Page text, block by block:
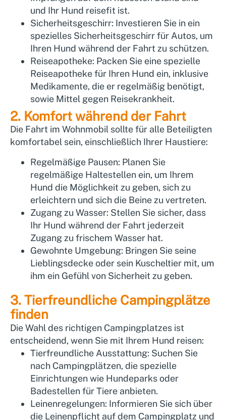
und Ihr Hund reisefit ist.
Sicherheitsgeschirr: Investieren Sie in ein
spezielles Sicherheitsgeschirr für Autos, um
Ihren Hund während der Fahrt zu schützen.
Reiseapotheke: Packen Sie eine spezielle
Reiseapotheke für Ihren Hund ein, inklusive
Medikamente, die er regelmäßig benötigt,
sowie Mittel gegen Reisekrankheit.
2. Komfort während der Fahrt
Die Fahrt im Wohnmobil sollte für alle Beteiligten
komfortabel sein, einschließlich Ihrer Haustiere:
Regelmäßige Pausen: Planen Sie
regelmäßige Haltestellen ein, um Ihrem
Hund die Möglichkeit zu geben, sich zu
erleichtern und sich die Beine zu vertreten.
Zugang zu Wasser: Stellen Sie sicher, dass
Ihr Hund während der Fahrt jederzeit
Zugang zu frischem Wasser hat.
Gewohnte Umgebung: Bringen Sie seine
Lieblingsdecke oder sein Kuscheltier mit, um
ihm ein Gefühl von Sicherheit zu geben.
3. Tierfreundliche Campingplätze
finden
Die Wahl des richtigen Campingplatzes ist
entscheidend, wenn Sie mit Ihrem Hund reisen:
Tierfreundliche Ausstattung: Suchen Sie
nach Campingplätzen, die spezielle
Einrichtungen wie Hundeparks oder
Badestellen für Tiere anbieten.
Leinenregelungen: Informieren Sie sich über
die Leinenpflicht auf dem Campingplatz und